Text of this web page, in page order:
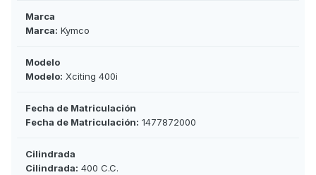
Marca
Marca: Kymco
Modelo
Modelo: Xciting 400i
Fecha de Matriculación
Fecha de Matriculación: 1477872000
Cilindrada
Cilindrada: 400 C.C.